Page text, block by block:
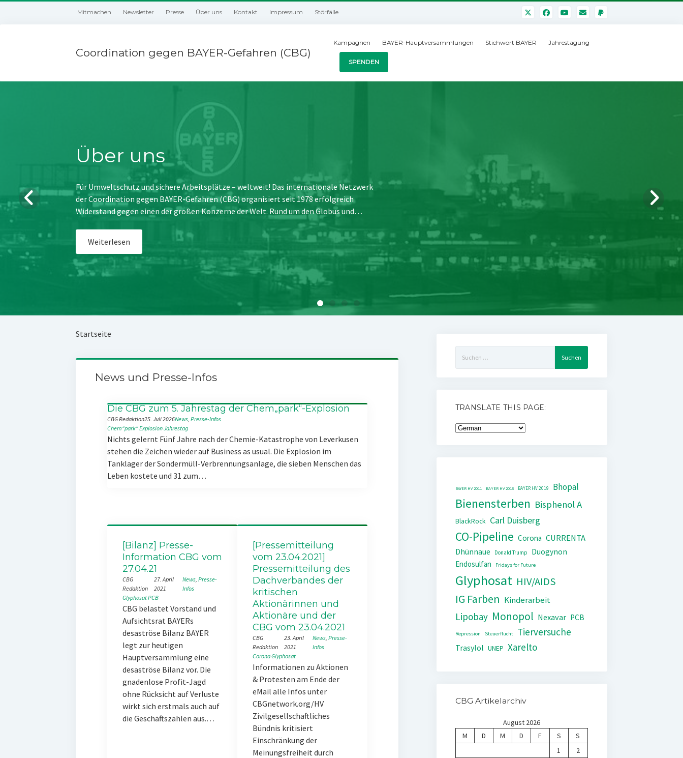
Mitmachen Newsletter Presse Über uns Kontakt Impressum Störfälle
Coordination gegen BAYER-Gefahren (CBG)
Kampagnen BAYER-Hauptversammlungen Stichwort BAYER Jahrestagung
SPENDEN
Über uns
Für Umweltschutz und sichere Arbeitsplätze – weltweit! Das internationale Netzwerk
der Coordination gegen BAYER-Gefahren (CBG) organisiert seit 1978 erfolgreich
Widerstand gegen einen der großen Konzerne der Welt. Rund um den Globus und…
Weiterlesen
Startseite
News und Presse-Infos
Die CBG zum 5. Jahrestag der Chem„park“-Explosion
CBG Redaktion25. Juli 2026News, Presse-Infos
Chem“park“ExplosionJahrestag
Nichts gelernt Fünf Jahre nach der Chemie-Katastrophe von Leverkusen
stehen die Zeichen wieder auf Business as usual. Die Explosion im
Tanklager der Sondermüll-Verbrennungsanlage, die sieben Menschen das
Leben kostete und 31 zum…
[Bilanz] Presse-
Information CBG vom
27.04.21
CBG
Redaktion
27. April
2021
News, Presse-
Infos
GlyphosatPCB
CBG belastet Vorstand und
Aufsichtsrat BAYERs
desaströse Bilanz BAYER
legt zur heutigen
Hauptversammlung eine
desaströse Bilanz vor. Die
gnadenlose Profit-Jagd
ohne Rücksicht auf Verluste
wirkt sich erstmals auch auf
die Geschäftszahlen aus.…
[Pressemitteilung
vom 23.04.2021]
Pressemitteilung des
Dachverbandes der
kritischen
Aktionärinnen und
Aktionäre und der
CBG vom 23.04.2021
CBG
Redaktion
23. April
2021
News, Presse-
Infos
CoronaGlyphosat
Informationen zu Aktionen
& Protesten am Ende der
eMail alle Infos unter
CBGnetwork.org/HV
Zivilgesellschaftliches
Bündnis kritisiert
Einschränkung der
Meinungsfreiheit durch
nach:
TRANSLATE THIS PAGE:
BAYER HV 2011 BAYER HV 2018 BAYER HV 2019 Bhopal
Bienensterben Bisphenol A
BlackRock Carl Duisberg
CO-Pipeline Corona CURRENTA
Dhünnaue Donald Trump
Duogynon
Endosulfan
Fridays for Future
Glyphosat HIV/AIDS
IG Farben Kinderarbeit
Lipobay Monopol Nexavar PCB
Repression Steuerflucht Tierversuche
Trasylol UNEP Xarelto
CBG Artikelarchiv
August 2026
M
D M D F S
S
1
2